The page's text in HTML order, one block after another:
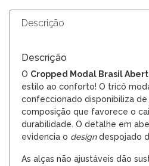
Descrição
Descrição
O Cropped Modal Brasil
estilo ao conforto! O tricô
confeccionado disponibiliza
composição que favorece o
durabilidade. O detalhe em
evidencia o designdespojado
As alças não ajustáveis dão